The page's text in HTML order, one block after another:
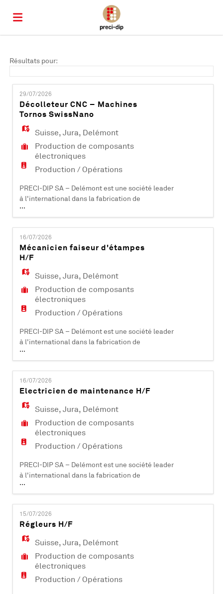
Emplois
Déposez
votre
CV
Connexion
Langue
IT
DE
ES
PT
Résultats pour:
29/07/2026
Décolleteur CNC – Machines
Tornos SwissNano
Suisse,Jura, Delémont
Production de composants
électroniques
Production / Opérations
PRECI-DIP SA – Delémont est une société leader
à l'international dans la fabrication de
composants électroniques (contacts et
connecteurs). Certifiée ISO 9001, ISO 14001, EN
9100 et IATF 16949, elle compte plus de 500
collaborateurs et est active dans les domaines
industriels, aéronautiques, automobiles,
médicaux et informatiques. PRECI-DIP SA dé
...
16/07/2026
Mécanicien faiseur d'étampes
H/F
Suisse,Jura, Delémont
Production de composants
électroniques
Production / Opérations
PRECI-DIP SA – Delémont est une société leader
à l'international dans la fabrication de
composants électroniques (contacts et
connecteurs). Certifiée ISO 9001, ISO 14001, EN
9100 et IATF 16949, elle compte plus de 500
collaborateurs et est active dans les domaines
industriels, aéronautiques, automobiles,
médicaux et informatiques. PRECI-DIP SA dév
...
16/07/2026
Electricien de maintenance H/F
Suisse,Jura, Delémont
Production de composants
électroniques
Production / Opérations
PRECI-DIP SA – Delémont est une société leader
à l'international dans la fabrication de
composants électroniques (contacts et
connecteurs). Certifiée ISO 9001, ISO 14001, EN
9100 et IATF 16949, elle compte plus de 500
collaborateurs et est active dans les domaines
industriels, aéronautiques, automobiles,
médicaux et informatiques. PRECI-DIP SA dév
...
15/07/2026
Régleurs H/F
Suisse,Jura, Delémont
Production de composants
électroniques
Production / Opérations